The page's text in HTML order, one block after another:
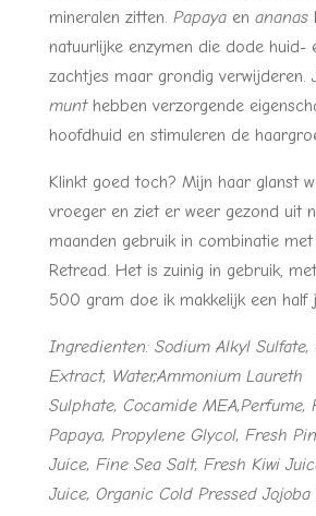
mineralen zitten. Papayaen ananas
natuurlijke enzymen die dode huid-
zachtjes maar grondig verwijderen.
munthebben verzorgende
hoofdhuid en stimuleren de
Klinkt goed toch? Mijn haar glanst
vroeger en ziet er weer gezond uit
maanden gebruik in combinatie met
Retread. Het is zuinig in gebruik,
500 gram doe ik makkelijk een half
Ingredienten: Sodium Alkyl Sulfate,
Extract, Water,Ammonium Laureth
Sulphate, Cocamide MEA,Perfume,
Papaya, Propylene Glycol, Fresh
Juice, Fine Sea Salt, Fresh Kiwi
Juice, Organic Cold Pressed Jojoba